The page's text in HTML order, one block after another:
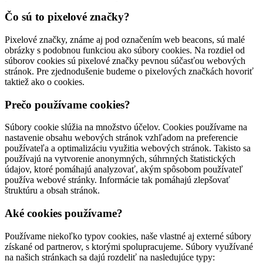
Čo sú to pixelové značky?
Pixelové značky, známe aj pod označením web beacons, sú malé
obrázky s podobnou funkciou ako súbory cookies. Na rozdiel od
súborov cookies sú pixelové značky pevnou súčasťou webových
stránok. Pre zjednodušenie budeme o pixelových značkách hovoriť
taktiež ako o cookies.
Prečo používame cookies?
Súbory cookie slúžia na množstvo účelov. Cookies používame na
nastavenie obsahu webových stránok vzhľadom na preferencie
používateľa a optimalizáciu využitia webových stránok. Takisto sa
používajú na vytvorenie anonymných, súhrnných štatistických
údajov, ktoré pomáhajú analyzovať, akým spôsobom používateľ
používa webové stránky. Informácie tak pomáhajú zlepšovať
štruktúru a obsah stránok.
Aké cookies používame?
Používame niekoľko typov cookies, naše vlastné aj externé súbory
získané od partnerov, s ktorými spolupracujeme. Súbory využívané
na našich stránkach sa dajú rozdeliť na nasledujúce typy: